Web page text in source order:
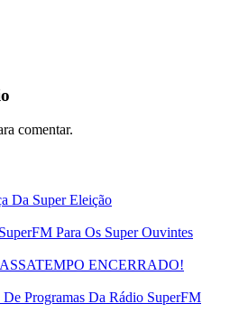
comentar.
Da Super Eleição
Para Os Super Ouvintes
ENCERRADO!
Programas Da Rádio SuperFM